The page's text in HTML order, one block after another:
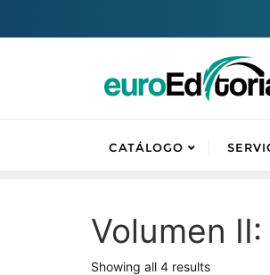
CATÁLOGO
Volumen II:
Showing all 4 results